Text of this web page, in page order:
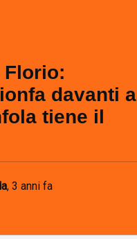
Florio:
davanti a
tiene il
, 3 anni fa